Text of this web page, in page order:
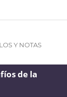
Y NOTAS
de la